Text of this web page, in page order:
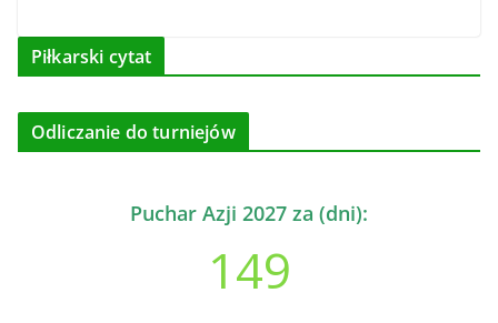
Piłkarski cytat
Odliczanie do turniejów
Puchar Azji 2027 za (dni):
149